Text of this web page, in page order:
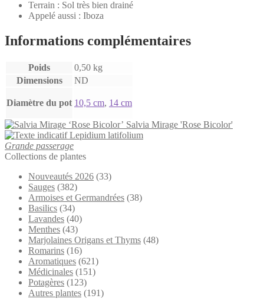
Terrain : Sol très bien drainé
Appelé aussi : Iboza
Informations complémentaires
Poids
0,50 kg
Dimensions
ND
Diamètre du pot 10,5 cm, 14 cm
Salvia Mirage 'Rose Bicolor'
Lepidium latifolium
Grande passerage
Collections de plantes
Nouveautés 2026 (33)
Sauges (382)
Armoises et Germandrées (38)
Basilics (34)
Lavandes (40)
Menthes (43)
Marjolaines Origans et Thyms (48)
Romarins (16)
Aromatiques (621)
Médicinales (151)
Potagères (123)
Autres plantes (191)